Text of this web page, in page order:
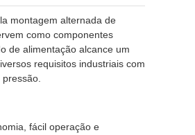
montagem alternada de
como componentes
de alimentação alcance um
requisitos industriais com
fácil operação e